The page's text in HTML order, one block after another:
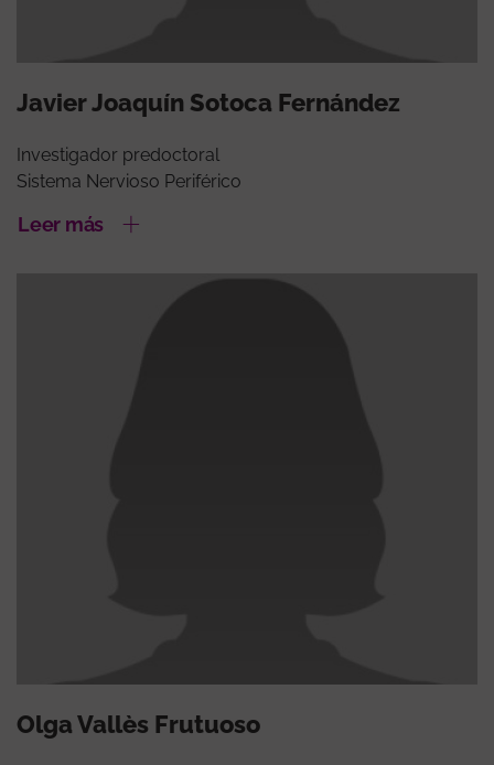
Javier Joaquín Sotoca Fernández
Investigador predoctoral
Sistema Nervioso Periférico
Leer más
Olga Vallès Frutuoso